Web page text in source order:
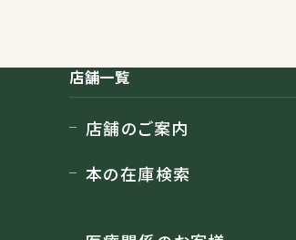
店舗一覧
店舗のご案内
本の在庫検索